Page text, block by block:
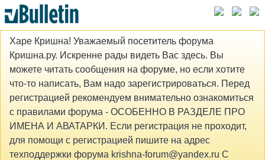
Харе Кришна! Уважаемый посетитель форума
Кришна.ру. Искренне рады видеть Вас здесь. Вы
можете читать сообщения на форуме, но если хотите
что-то написать, Вам надо зарегистрироваться. Перед
регистрацией рекомендуем внимательно ознакомиться
с правилами форума - ОСОБЕННО В РАЗДЕЛЕ ПРО
ИМЕНА И АВАТАРКИ. Если регистрация не проходит,
для помощи с регистрацией пишите на адрес
техподдержки форума krishna-forum@yandex.ru С